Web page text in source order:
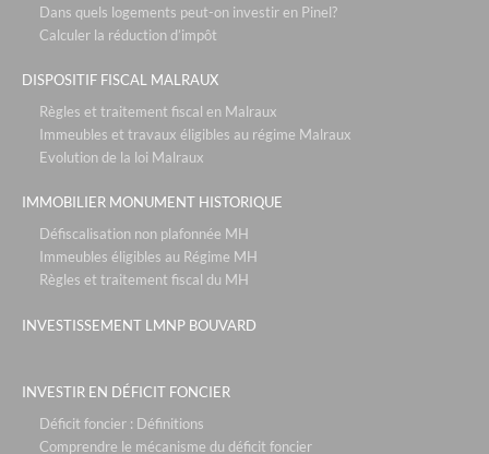
Dans quels logements peut-on investir en Pinel?
Calculer la réduction d’impôt
DISPOSITIF FISCAL MALRAUX
Règles et traitement fiscal en Malraux
Immeubles et travaux éligibles au régime Malraux
Evolution de la loi Malraux
IMMOBILIER MONUMENT HISTORIQUE
Défiscalisation non plafonnée MH
Immeubles éligibles au Régime MH
Règles et traitement fiscal du MH
INVESTISSEMENT LMNP BOUVARD
INVESTIR EN DÉFICIT FONCIER
Déficit foncier : Définitions
Comprendre le mécanisme du déficit foncier